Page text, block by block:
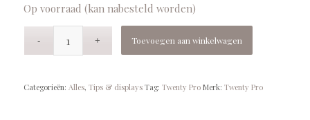
Op voorraad (kan nabesteld worden)
Toevoegen aan winkelwagen
Categorieën: Alles, Tips & displays Tag: Twenty Pro Merk: Twenty Pro